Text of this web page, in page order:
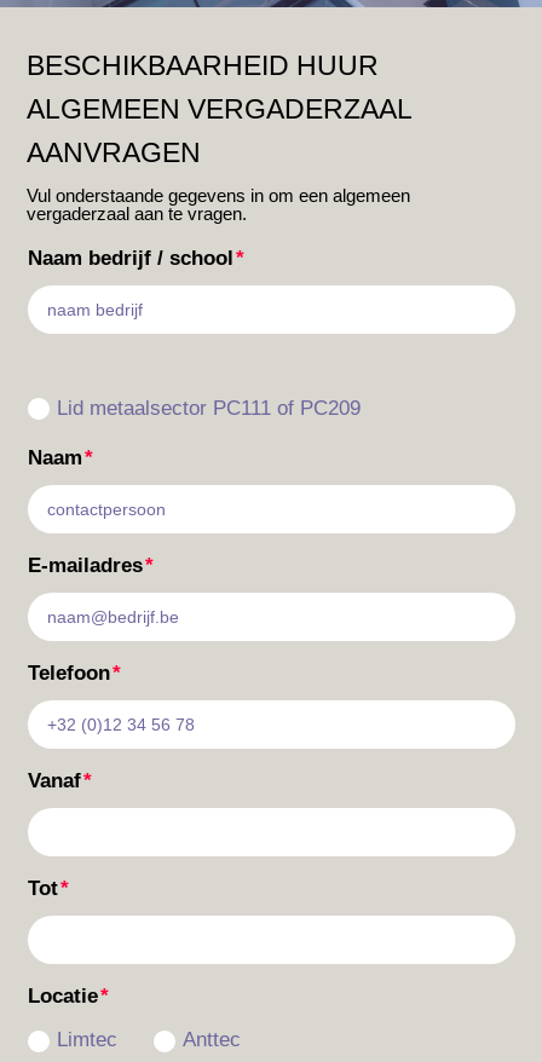
BESCHIKBAARHEID HUUR
ALGEMEEN VERGADERZAAL
AANVRAGEN
Vul onderstaande gegevens in om een algemeen
vergaderzaal aan te vragen.
Naam bedrijf / school
Lid metaalsector PC111 of PC209
Naam
E-mailadres
Telefoon
Vanaf
Tot
Locatie
Limtec
Anttec